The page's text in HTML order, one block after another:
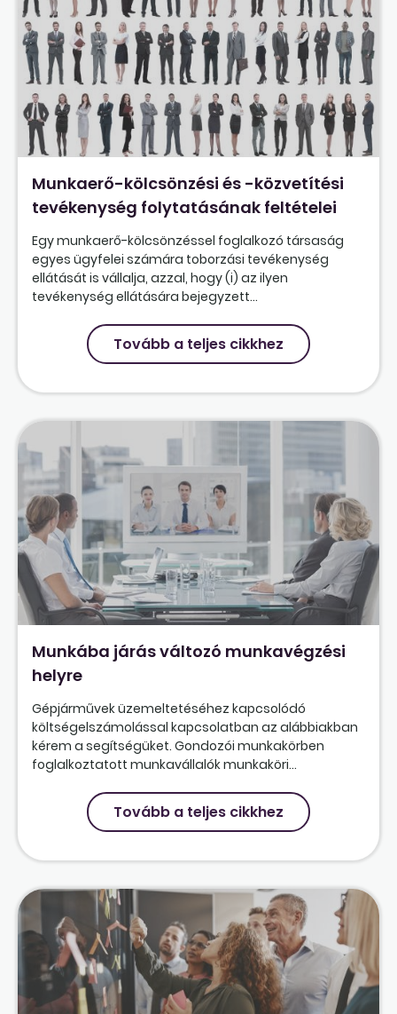
Munkaerő-kölcsönzési és -közvetítési
tevékenység folytatásának feltételei
Egy munkaerő-kölcsönzéssel foglalkozó társaság
egyes ügyfelei számára toborzási tevékenység
ellátását is vállalja, azzal, hogy (i) az ilyen
tevékenység ellátására bejegyzett...
Tovább a teljes cikkhez
Munkába járás változó munkavégzési
helyre
Gépjárművek üzemeltetéséhez kapcsolódó
költségelszámolással kapcsolatban az alábbiakban
kérem a segítségüket. Gondozói munkakörben
foglalkoztatott munkavállalók munkaköri...
Tovább a teljes cikkhez